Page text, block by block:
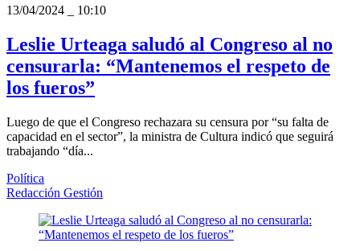
13/04/2024
10:10
Leslie Urteaga saludó al Congreso al no
censurarla: “Mantenemos el respeto de
los fueros”
Luego de que el Congreso rechazara su censura por “su falta de
capacidad en el sector”, la ministra de Cultura indicó que seguirá
trabajando “día...
Política
Redacción Gestión